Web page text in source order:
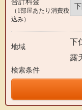
（1部屋あたり消費税
込み）
地域
下
検索条件
露